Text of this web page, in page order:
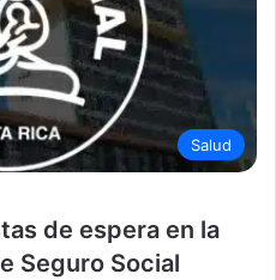
Salud
de espera en la
Seguro Social